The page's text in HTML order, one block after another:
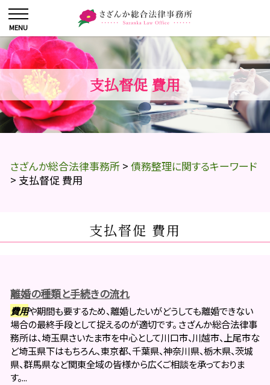
支払督促 費用
さざんか総合法律事務所 > 債務整理に関するキーワード
> 支払督促 費用
支払督促 費用
離婚の種類と手続きの流れ
費用や期間も要するため、離婚したいがどうしても離婚できない
場合の最終手段として捉えるのが適切です。 さざんか総合法律事
務所は、埼玉県さいたま市を中心として川口市、川越市、上尾市な
ど埼玉県下はもちろん、東京都、千葉県、神奈川県、栃木県、茨城
県、群馬県など関東全域の皆様から広くご相談を承っておりま
す。...